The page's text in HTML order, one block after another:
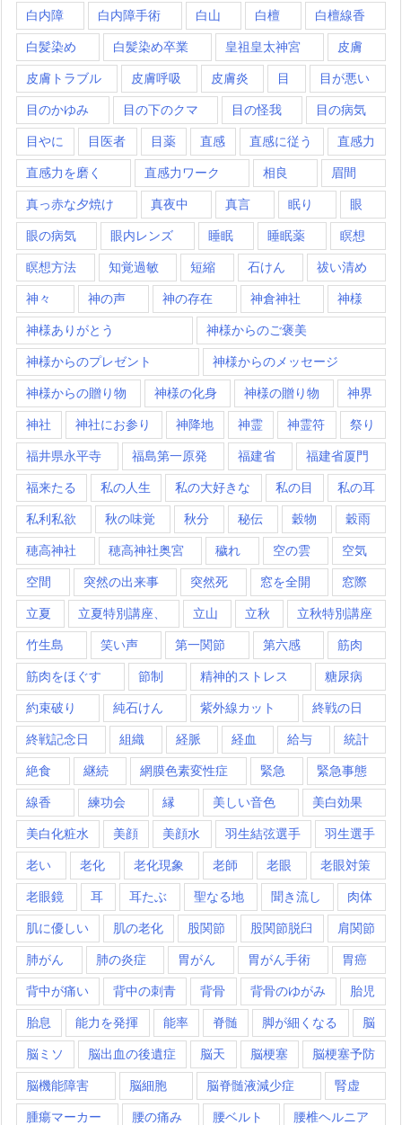
白内障 白内障手術 白山 白檀 白檀線香
白髪染め 白髪染め卒業 皇祖皇太神宮 皮膚
皮膚トラブル 皮膚呼吸 皮膚炎 目 目が悪い
目のかゆみ 目の下のクマ 目の怪我 目の病気
目やに 目医者 目薬 直感 直感に従う 直感力
直感力を磨く 直感力ワーク 相良 眉間
真っ赤な夕焼け 真夜中 真言 眠り 眼
眼の病気 眼内レンズ 睡眠 睡眠薬 瞑想
瞑想方法 知覚過敏 短縮 石けん 祓い清め
神々 神の声 神の存在 神倉神社 神様
神様ありがとう 神様からのご褒美
神様からのプレゼント 神様からのメッセージ
神様からの贈り物 神様の化身 神様の贈り物 神界
神社 神社にお参り 神降地 神霊 神霊符 祭り
福井県永平寺 福島第一原発 福建省 福建省厦門
福来たる 私の人生 私の大好きな 私の目 私の耳
私利私欲 秋の味覚 秋分 秘伝 穀物 穀雨
穂高神社 穂高神社奥宮 穢れ 空の雲 空気
空間 突然の出来事 突然死 窓を全開 窓際
立夏 立夏特別講座、 立山 立秋 立秋特別講座
竹生島 笑い声 第一関節 第六感 筋肉
筋肉をほぐす 節制 精神的ストレス 糖尿病
約束破り 純石けん 紫外線カット 終戦の日
終戦記念日 組織 経脈 経血 給与 統計
絶食 継続 網膜色素変性症 緊急 緊急事態
線香 練功会 縁 美しい音色 美白効果
美白化粧水 美顔 美顔水 羽生結弦選手 羽生選手
老い 老化 老化現象 老師 老眼 老眼対策
老眼鏡 耳 耳たぶ 聖なる地 聞き流し 肉体
肌に優しい 肌の老化 股関節 股関節脱臼 肩関節
肺がん 肺の炎症 胃がん 胃がん手術 胃癌
背中が痛い 背中の刺青 背骨 背骨のゆがみ 胎児
胎息 能力を発揮 能率 脊髄 脚が細くなる 脳
脳ミソ 脳出血の後遺症 脳天 脳梗塞 脳梗塞予防
脳機能障害 脳細胞 脳脊髄液減少症 腎虚
腫瘍マーカー 腰の痛み 腰ベルト 腰椎ヘルニア